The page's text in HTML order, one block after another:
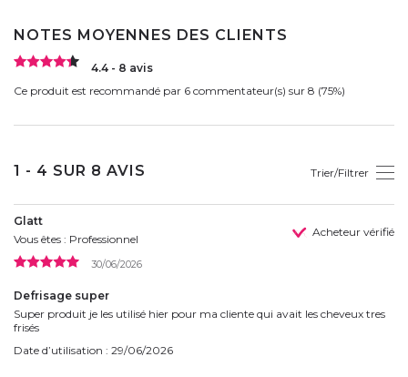
NOTES MOYENNES DES CLIENTS
4.4 - 8 avis
Ce produit est recommandé par 6 commentateur(s) sur 8 (75%)
1 - 4 SUR 8 AVIS Trier/Filtrer
Glatt
Vous êtes : Professionnel
Acheteur vérifié
30/06/2026
Defrisage super
Super produit je les utilisé hier pour ma cliente qui avait les cheveux tres
frisés
Date d’utilisation : 29/06/2026